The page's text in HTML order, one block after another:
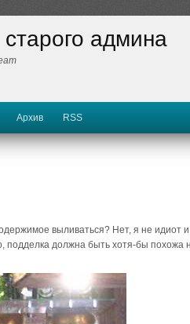
старого админа
Архив RSS
выливаться? Нет, я не идиот
подделка должна быть хотя-бы похожа